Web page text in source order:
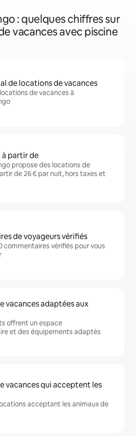
: quelques chiffres sur
vacances avec piscine
de locations de vacances
de vacances à
à partir de
propose des locations de
de 26 € par nuit, hors taxes et
de voyageurs vérifiés
commentaires vérifiés pour vous
vacances adaptées aux
offrent un espace
et des équipements adaptés
vacances qui acceptent les
acceptant les animaux de